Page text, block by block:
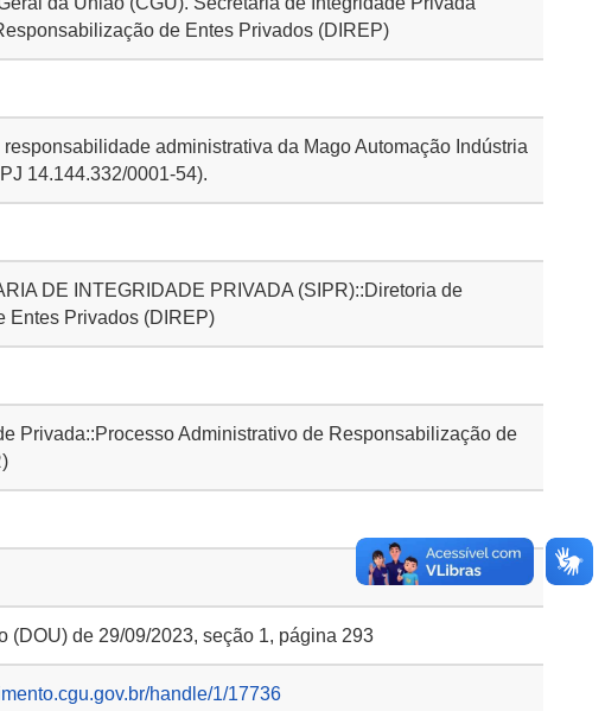
de Entes Privados (DIREP)
administrativa da Mago Automação Indústria
14.144.332/0001-54).
DE INTEGRIDADE PRIVADA (SIPR)::Diretoria de
Entes Privados (DIREP)
Privada::Processo Administrativo de Responsabilização de
(DOU) de 29/09/2023, seção 1, página 293
handle/1/17736